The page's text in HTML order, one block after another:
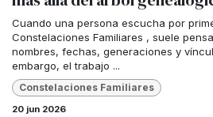
Cuando una persona escucha por
Constelaciones Familiares , suele
nombres, fechas, generaciones y
embargo, el trabajo ...
Constelaciones Familiares
20 jun 2026